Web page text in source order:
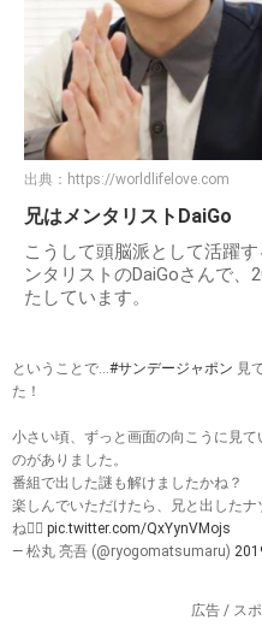
出典： https://worldlifelove.com
兄はメンタリストDaiGo
こうして頭脳派として活躍
ンタリストのDaiGoさんで
たしています。
ということで…#サンデージャポン 見
た！
小さい頃、ずっと画面の向こうに見
のがありました。
番組で出した謎も解けましたかね？
楽しんでいただけたら、兄と出した
ね👍🏻 pic.twitter.com/QxYynVMojs
— 松丸 亮吾 (@ryogomatsumaru)
広告 / ス